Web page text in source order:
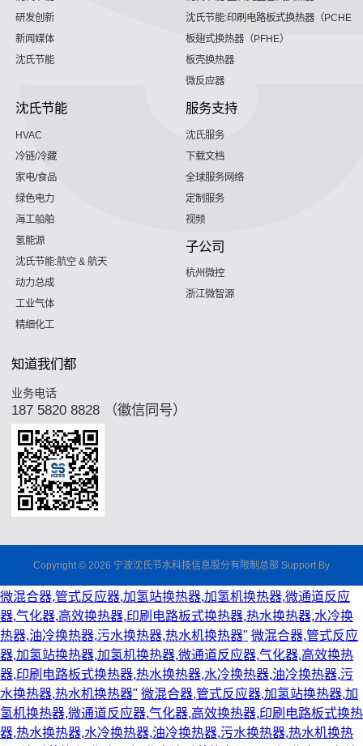
研发创新
新闻媒体
沈氏节能
沈氏节能:印刷电路板式换热器（PCHE）
板翅式换热器（PFHE）
板壳换热器
微反应器
沈氏节能
HVAC
冷链/冷藏
家电/食品
绿色电力
海工船舶
氢能源
沈氏节能:航空 & 航天
动力总成
工业气体
精细化工
服务支持
沈氏服务
下载文档
全球服务网络
定制服务
视频
子公司
杭州微控
浙江微智源
知道我们都
业务电话
187 5820 8828 （徽信同号）
Copyright © 2026 宁波沈氏节水科技信息股分有限制总部 Support By
微混合器,管式反应器,加氢站换热器,加氢机换热器,微通道反应
器,气化器,高效换热器,印刷电路板式换热器,热水换热器,水冷换
热器,油冷换热器,污水换热器,热水机换热器" 微混合器,管式反应
器,加氢站换热器,加氢机换热器,微通道反应器,气化器,高效换热
器,印刷电路板式换热器,热水换热器,水冷换热器,油冷换热器,污
水换热器,热水机换热器" 微混合器,管式反应器,加氢站换热器,加
氢机换热器,微通道反应器,气化器,高效换热器,印刷电路板式换热
器,热水换热器,水冷换热器,油冷换热器,污水换热器,热水机换热